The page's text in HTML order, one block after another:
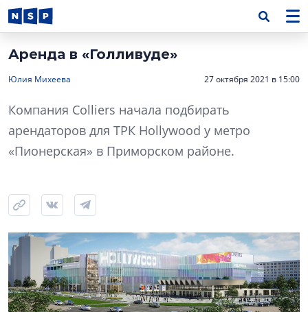
Аренда в «Голливуде»
Юлия Михеева 27 октября 2021 в 15:00
Компания Colliers начала подбирать
арендаторов для ТРК Hollywood у метро
«Пионерская» в Приморском районе.